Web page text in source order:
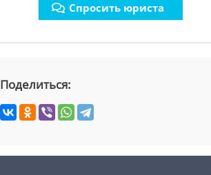
Спросить юриста
Поделиться: